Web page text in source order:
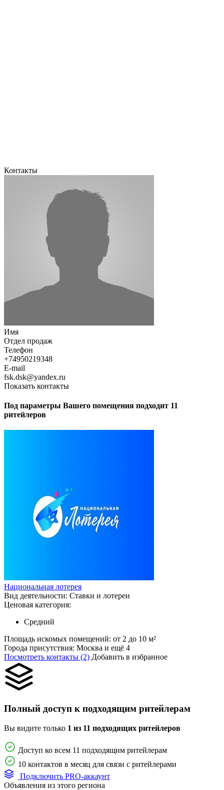
Контакты
Имя
Отдел продаж
Телефон
+74950219348
E-mail
fsk.dsk@yandex.ru
Показать контакты
Под параметры Вашего помещения подходит 11
ритейлеров
Национальная лотерея
Вид деятельности: Ставки и лотереи
Ценовая категория:
Средний
Площадь искомых помещений: от 2 до 10 м²
Города присутствия: Москва и ещё 4
Посмотреть контакты (2) Добавить в избранное
Полный доступ к подходящим ритейлерам
Вы видите только 1 из 11 подходящих ритейлеров
Доступ ко всем 11 подходящим ритейлерам
10 контактов в месяц для связи с ритейлерами
Подключить PRO-аккаунт
Объявления из этого региона